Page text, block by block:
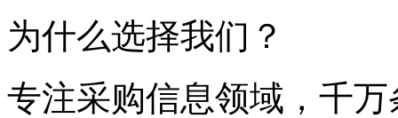
为什么选择我们？
专注采购信息领域，千